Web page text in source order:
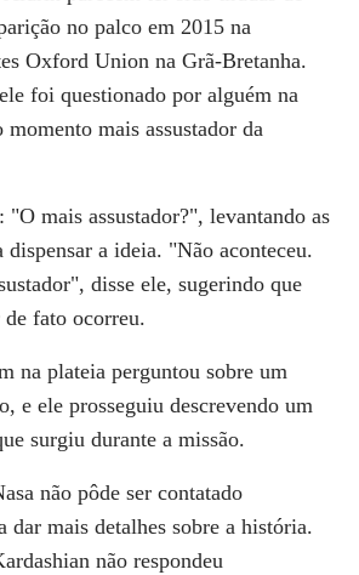
no palco em 2015 na
Oxford Union na Grã-Bretanha.
foi questionado por alguém na
mais assustador da
"O mais assustador?", levantando as
dispensar a ideia. "Não aconteceu.
disse ele, sugerindo que
de fato ocorreu.
na plateia perguntou sobre um
e ele prosseguiu descrevendo um
surgiu durante a missão.
não pôde ser contatado
dar mais detalhes sobre a história.
não respondeu